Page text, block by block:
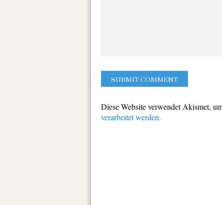
Diese Website verwendet Akismet,
verarbeitet werden.